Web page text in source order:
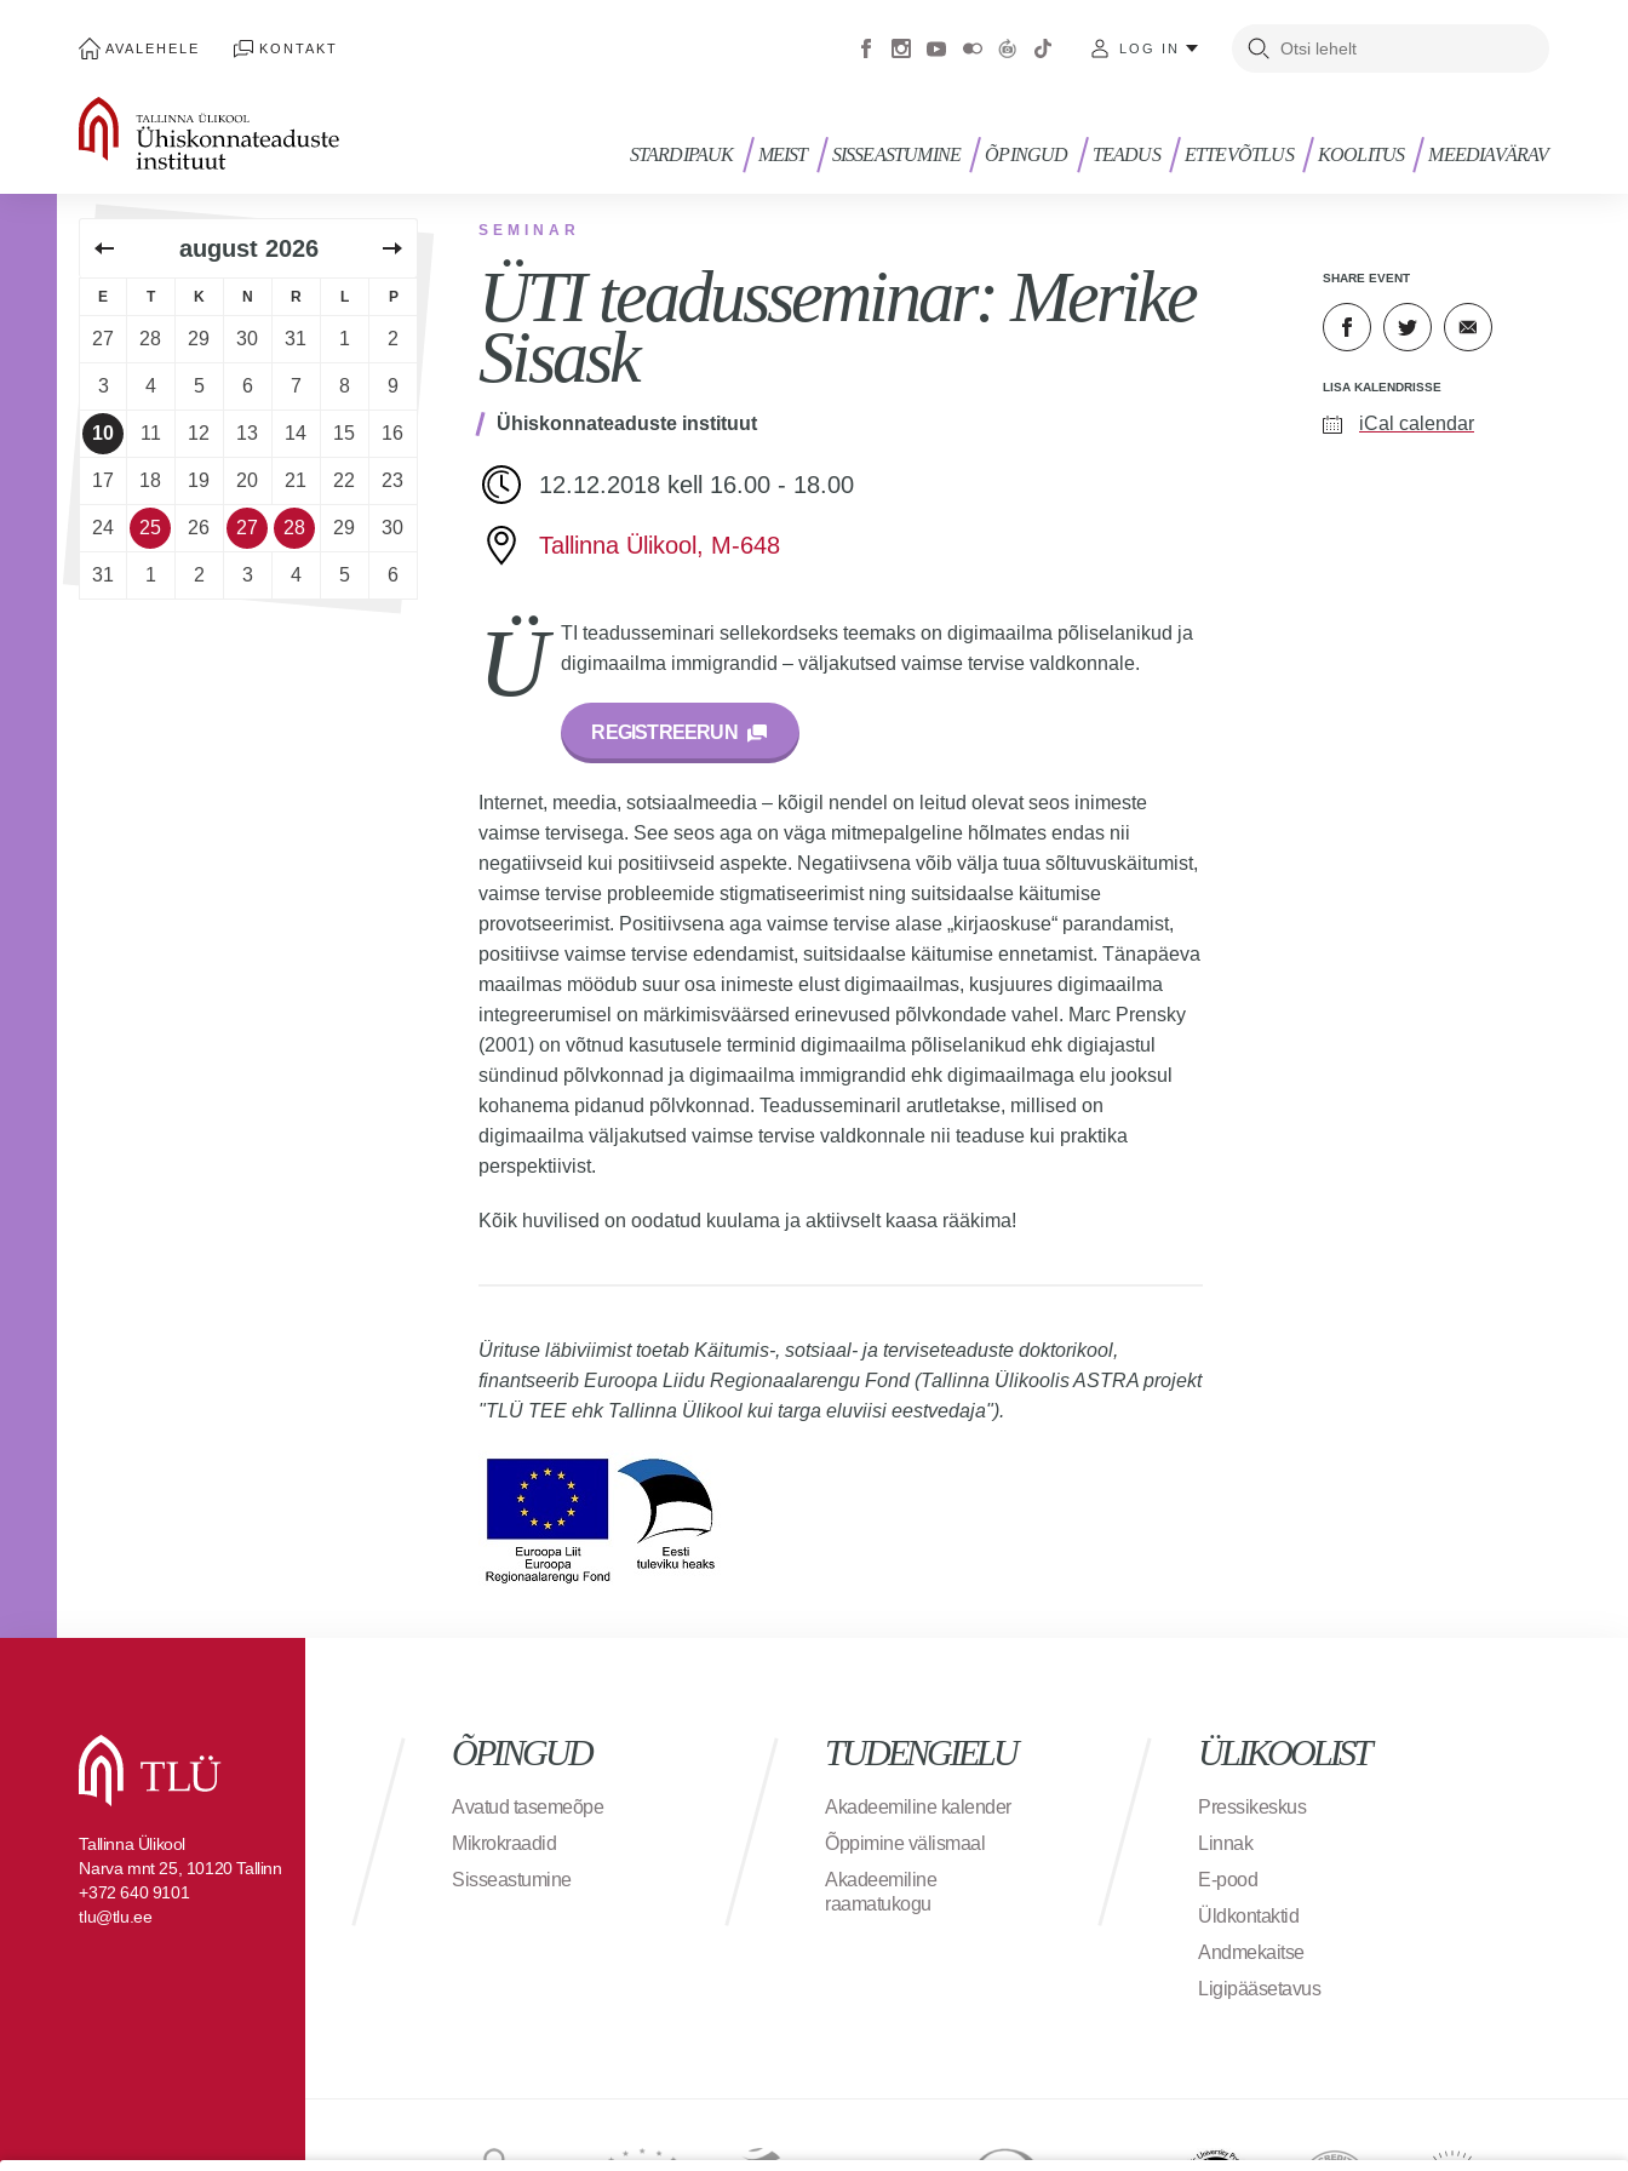
AVALEHELE KONTAKT LOG IN
STARDIPAUK MEIST SISSEASTUMINE ÕPINGUD TEADUS ETTEVÕTLUS KOOLITUS MEEDIAVÄRAV
august 2026
E T K N R L P
27 28 29 30 31 1 2
3 4 5 6 7 8 9
10 11 12 13 14 15 16
17 18 19 20 21 22 23
24 25 26 27 28 29 30
31 1 2 3 4 5 6
SEMINAR
ÜTI teadusseminar: Merike
Sisask
Ühiskonnateaduste instituut
12.12.2018 kell 16.00 - 18.00
Tallinna Ülikool, M-648
SHARE EVENT
LISA KALENDRISSE
iCal calendar
Ü
TI teadusseminari sellekordseks teemaks on digimaailma põliselanikud ja
digimaailma immigrandid – väljakutsed vaimse tervise valdkonnale.
REGISTREERUN
Internet, meedia, sotsiaalmeedia – kõigil nendel on leitud olevat seos inimeste
vaimse tervisega. See seos aga on väga mitmepalgeline hõlmates endas nii
negatiivseid kui positiivseid aspekte. Negatiivsena võib välja tuua sõltuvuskäitumist,
vaimse tervise probleemide stigmatiseerimist ning suitsidaalse käitumise
provotseerimist. Positiivsena aga vaimse tervise alase „kirjaoskuse“ parandamist,
positiivse vaimse tervise edendamist, suitsidaalse käitumise ennetamist. Tänapäeva
maailmas möödub suur osa inimeste elust digimaailmas, kusjuures digimaailma
integreerumisel on märkimisväärsed erinevused põlvkondade vahel. Marc Prensky
(2001) on võtnud kasutusele terminid digimaailma põliselanikud ehk digiajastul
sündinud põlvkonnad ja digimaailma immigrandid ehk digimaailmaga elu jooksul
kohanema pidanud põlvkonnad. Teadusseminaril arutletakse, millised on
digimaailma väljakutsed vaimse tervise valdkonnale nii teaduse kui praktika
perspektiivist.
Kõik huvilised on oodatud kuulama ja aktiivselt kaasa rääkima!
Ürituse läbiviimist toetab Käitumis-, sotsiaal- ja terviseteaduste doktorikool,
finantseerib Euroopa Liidu Regionaalarengu Fond (Tallinna Ülikoolis ASTRA projekt
"TLÜ TEE ehk Tallinna Ülikool kui targa eluviisi eestvedaja").
Tallinna Ülikool
Narva mnt 25, 10120 Tallinn
+372 640 9101
tlu@tlu.ee
ÕPINGUD
Avatud tasemeõpe
Mikrokraadid
Sisseastumine
TUDENGIELU
Akadeemiline kalender
Õppimine välismaal
Akadeemiline
raamatukogu
ÜLIKOOLIST
Pressikeskus
Linnak
E-pood
Üldkontaktid
Andmekaitse
Ligipääsetavus